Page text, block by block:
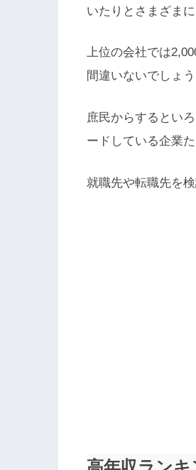
いたりとさまざま
上位の会社では
間違いないでしょう
庶民からするとい
ードしている企業た
就職先や転職先を